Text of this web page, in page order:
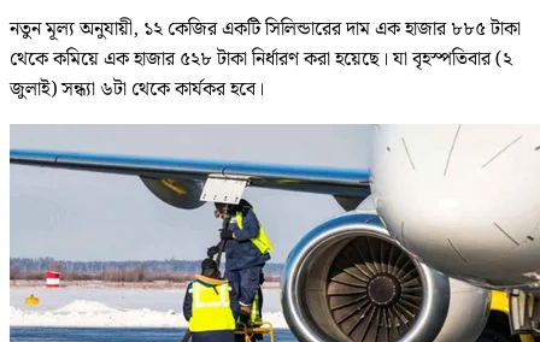
নতুন মূল্য অনুযায়ী, ১২ কেজির একটি সিলিন্ডারের দাম এক হাজার ৮৮৫ টাকা
থেকে কমিয়ে এক হাজার ৫২৮ টাকা নির্ধারণ করা হয়েছে। যা বৃহস্পতিবার (২
জুলাই) সন্ধ্যা ৬টা থেকে কার্যকর হবে।